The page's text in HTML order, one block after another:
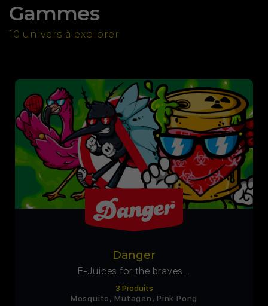
Gammes
10 univers à explorer
Danger
E-Juices for the braves…
3 Produits
Mosquito, Mutagen, Pink Pong